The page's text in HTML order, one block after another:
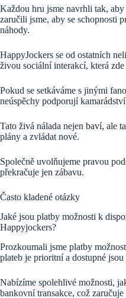
Každou hru jsme navrhli tak,
zaručili jsme, aby se schopnosti
náhody.
HappyJockers se od ostatních
živou sociální interakcí, která zde
Pokud se setkáváme s jinými
neúspěchy podporují
Tato živá nálada nejen baví, ale
plány a zvládat nové.
Společně uvolňujeme pravou
překračuje jen zábavu.
Často kladené otázky
Jaké jsou platby možnosti k
Happyjockers?
Prozkoumali jsme platby
plateb je prioritní a dostupné
Nabízíme spolehlivé možnosti,
bankovní transakce, což